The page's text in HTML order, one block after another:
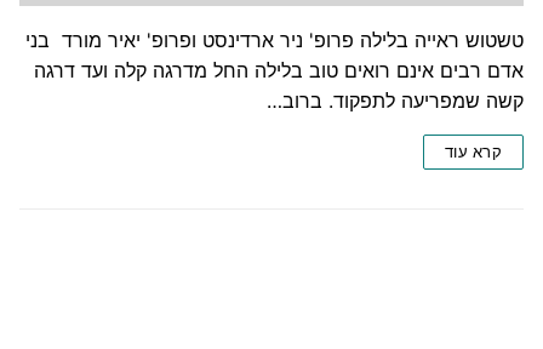
טשטוש ראייה בלילה פרופ' ניר ארדינסט ופרופ' יאיר מורד בני
אדם רבים אינם רואים טוב בלילה החל מדרגה קלה ועד דרגה
קשה שמפריעה לתפקוד. ברוב…
קרא עוד